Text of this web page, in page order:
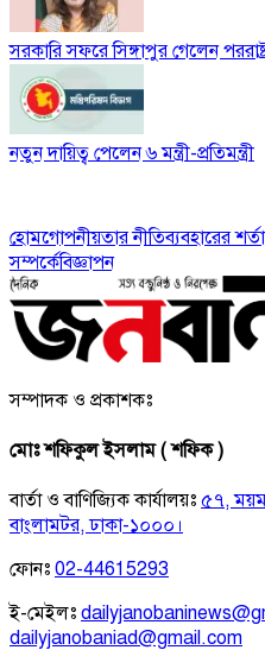
সরকারি সফরে সিঙ্গাপুর গেলেন
নতুন দায়িত্ব পেলেন ৬ মন্ত্রী-প্রতিমন্ত্রী
হোমগোপনীয়তার নীতিব্যবহারের
সম্পর্কেবিজ্ঞাপন
সম্পাদক ও প্রকাশকঃ
মোঃ শফিকুল ইসলাম ( শফিক )
বার্তা ও বাণিজ্যিক কার্যালয়ঃ ৫৭,
বাংলামটর, ঢাকা-১০০০।
ফোনঃ 02-44615293
ই-মেইলঃ
dailyjanobaniad@gmail.com